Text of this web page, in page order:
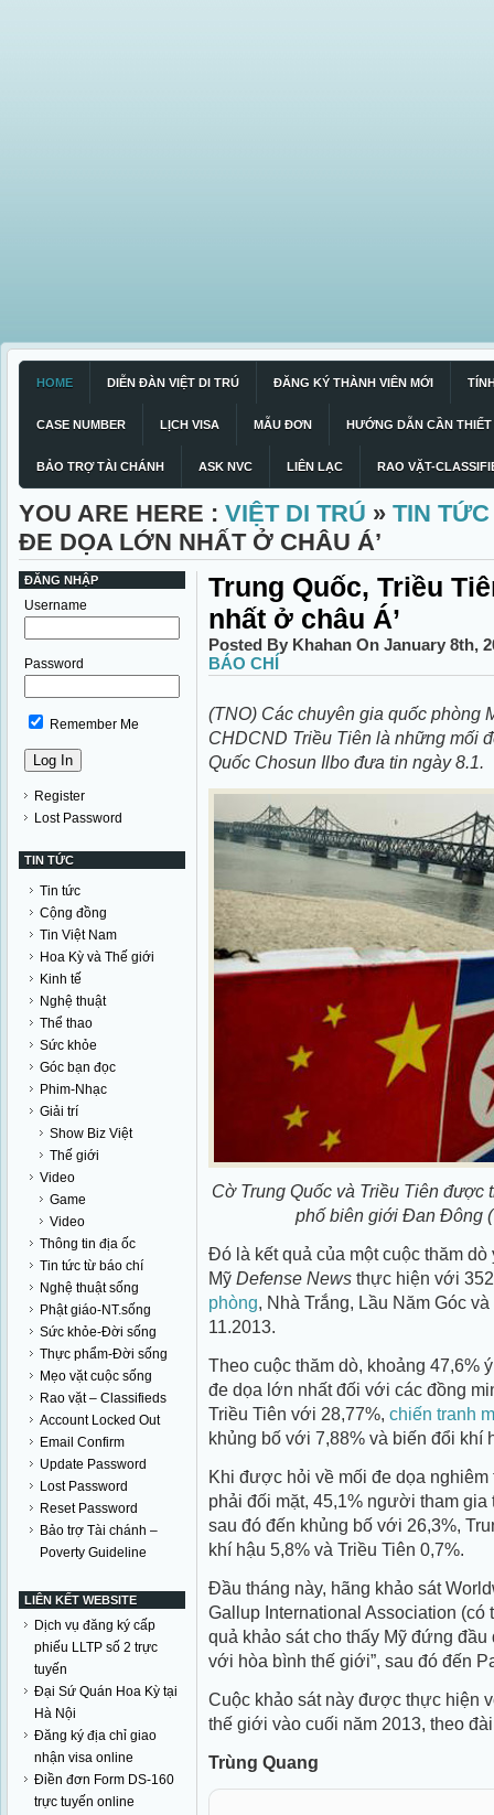
HOME DIỄN ĐÀN VIỆT DI TRÚ ĐĂNG KÝ THÀNH VIÊN MỚI
CASE NUMBER LỊCH VISA MẪU ĐƠN HƯỚNG DẪN CẦN THIẾT
BẢO TRỢ TÀI CHÁNH ASK NVC LIÊN LẠC RAO VẶT-
YOU ARE HERE : VIỆT DI TRÚ » TIN
ĐE DỌA LỚN NHẤT Ở CHÂU Á’
ĐĂNG NHẬP
Username
Password
Remember Me
Register
Lost Password
TIN TỨC
Tin tức
Cộng đồng
Tin Việt Nam
Hoa Kỳ và Thế giới
Kinh tế
Nghệ thuật
Thể thao
Sức khỏe
Góc bạn đọc
Phim-Nhạc
Giải trí
Show Biz Việt
Thế giới
Video
Game
Video
Thông tin địa ốc
Tin tức từ báo chí
Nghệ thuật sống
Phật giáo-NT.sống
Sức khỏe-Đời sống
Thực phẩm-Đời sống
Mẹo vặt cuộc sống
Rao vặt – Classifieds
Account Locked Out
Email Confirm
Update Password
Lost Password
Reset Password
Bảo trợ Tài chánh –
Poverty Guideline
LIÊN KẾT WEBSITE
Dịch vụ đăng ký cấp
phiếu LLTP số 2 trực
tuyến
Đại Sứ Quán Hoa Kỳ tại
Hà Nội
Đăng ký địa chỉ giao
nhận visa online
Điền đơn Form DS-160
trực tuyến online
Trung Quốc, Triều
nhất ở châu Á’
Posted By Khahan On January 8th,
BÁO CHÍ
(TNO) Các chuyên gia quốc phòng
CHDCND Triều Tiên là những mối
Quốc Chosun Ilbo đưa tin ngày 8.1.
Cờ Trung Quốc và Triều Tiên được
phố biên giới Đan Đông
Đó là kết quả của một cuộc thăm
Mỹ Defense News thực hiện với
phòng, Nhà Trắng, Lầu Năm Góc
11.2013.
Theo cuộc thăm dò, khoảng 47,6%
đe dọa lớn nhất đối với các đồng
Triều Tiên với 28,77%, chiến tranh
khủng bố với 7,88% và biến đổi khí
Khi được hỏi về mối đe dọa
phải đối mặt, 45,1% người tham
sau đó đến khủng bố với 26,3%,
khí hậu 5,8% và Triều Tiên 0,7%.
Đầu tháng này, hãng khảo sát
Gallup International Association
quả khảo sát cho thấy Mỹ đứng
với hòa bình thế giới”, sau đó đến
Cuộc khảo sát này được thực hiện
thế giới vào cuối năm 2013, theo
Trùng Quang